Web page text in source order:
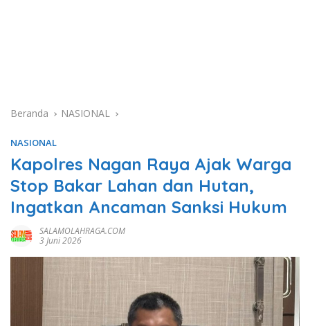
Beranda NASIONAL
NASIONAL
Kapolres Nagan Raya Ajak Warga
Stop Bakar Lahan dan Hutan,
Ingatkan Ancaman Sanksi Hukum
SALAMOLAHRAGA.COM
3 Juni 2026